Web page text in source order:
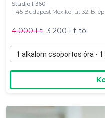
Studio F360
1145 Budapest Mexikói út 32. B. ép
4 000 Ft 3 200 Ft-tól
1 alkalom csoportos óra - 1